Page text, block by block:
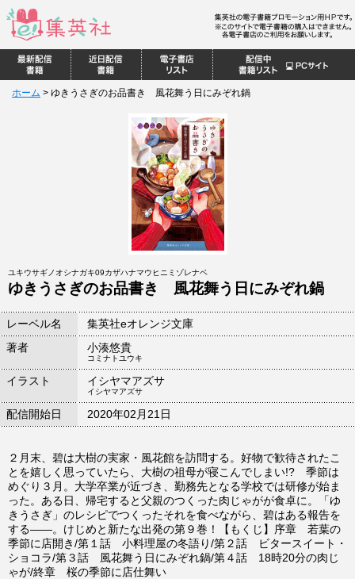
ホーム > ゆきうさぎのお品書き 風花舞う日にみぞれ鍋
ユキウサギノオシナガキ09カザハナマウヒニミゾレナベ
ゆきうさぎのお品書き 風花舞う日にみぞれ鍋
レーベル名
集英社eオレンジ文庫
著者
小湊悠貴
コミナトユウキ
イラスト イシヤマアズサ
イシヤマアズサ
配信開始日 2020年02月21日
２月末、碧は大樹の実家・風花館を訪問する。好物で歓待されたこ
とを嬉しく思っていたら、大樹の祖母が寝こんでしまい!? 季節は
めぐり３月。大学卒業が近づき、勤務先となる学校では研修が始ま
った。ある日、帰宅すると父親のつくった肉じゃがが食卓に。「ゆ
きうさぎ」のレシピでつくったそれを食べながら、碧はある報告を
する――。けじめと新たな出発の第９巻！【もくじ】序章 若葉の
季節に店開き/第１話 小料理屋の冬語り/第２話 ビタースイート・
ショコラ/第３話 風花舞う日にみぞれ鍋/第４話 18時20分の肉じ
ゃが/終章 桜の季節に店仕舞い